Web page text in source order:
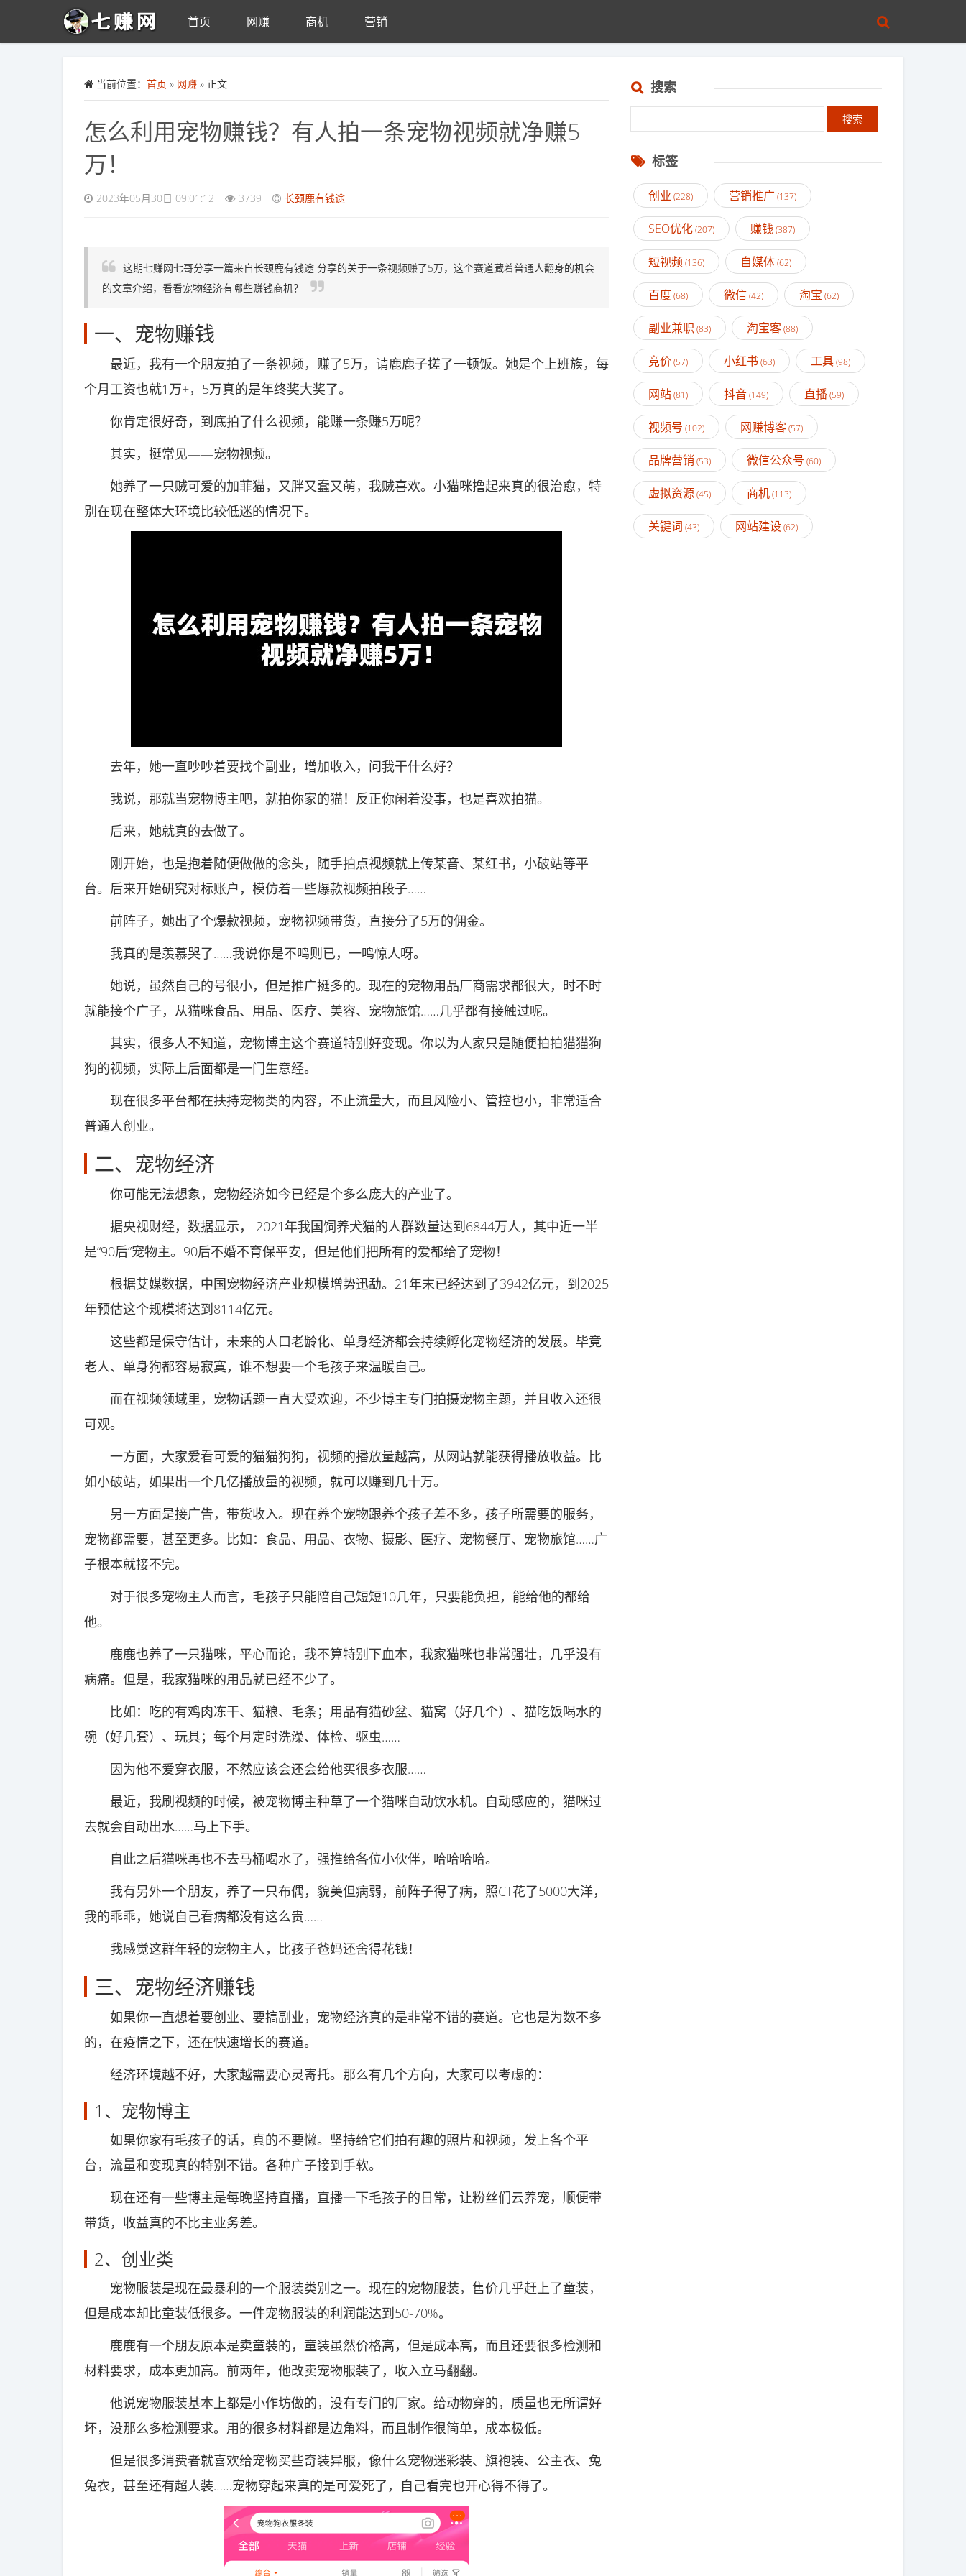
首页 网赚 商机 营销
当前位置： 首页 » 网赚 » 正文
怎么利用宠物赚钱？有人拍一条宠物视频就净赚5
万！
2023年05月30日 09:01:12 3739 长颈鹿有钱途
这期七赚网七哥分享一篇来自长颈鹿有钱途 分享的关于一条视频赚了5万，这个赛道藏着普通人翻身的机会
的文章介绍，看看宠物经济有哪些赚钱商机？
一、宠物赚钱
最近，我有一个朋友拍了一条视频，赚了5万，请鹿鹿子搓了一顿饭。她是个上班族，每
个月工资也就1万+，5万真的是年终奖大奖了。
你肯定很好奇，到底拍了什么视频，能赚一条赚5万呢？
其实，挺常见——宠物视频。
她养了一只贼可爱的加菲猫，又胖又蠢又萌，我贼喜欢。小猫咪撸起来真的很治愈，特
别在现在整体大环境比较低迷的情况下。
去年，她一直吵吵着要找个副业，增加收入，问我干什么好？
我说，那就当宠物博主吧，就拍你家的猫！反正你闲着没事，也是喜欢拍猫。
后来，她就真的去做了。
刚开始，也是抱着随便做做的念头，随手拍点视频就上传某音、某红书，小破站等平
台。后来开始研究对标账户，模仿着一些爆款视频拍段子……
前阵子，她出了个爆款视频，宠物视频带货，直接分了5万的佣金。
我真的是羡慕哭了……我说你是不鸣则已，一鸣惊人呀。
她说，虽然自己的号很小，但是推广挺多的。现在的宠物用品厂商需求都很大，时不时
就能接个广子，从猫咪食品、用品、医疗、美容、宠物旅馆……几乎都有接触过呢。
其实，很多人不知道，宠物博主这个赛道特别好变现。你以为人家只是随便拍拍猫猫狗
狗的视频，实际上后面都是一门生意经。
现在很多平台都在扶持宠物类的内容，不止流量大，而且风险小、管控也小，非常适合
普通人创业。
二、宠物经济
你可能无法想象，宠物经济如今已经是个多么庞大的产业了。
据央视财经，数据显示， 2021年我国饲养犬猫的人群数量达到6844万人，其中近一半
是“90后”宠物主。90后不婚不育保平安，但是他们把所有的爱都给了宠物！
根据艾媒数据，中国宠物经济产业规模增势迅勐。21年末已经达到了3942亿元，到2025
年预估这个规模将达到8114亿元。
这些都是保守估计，未来的人口老龄化、单身经济都会持续孵化宠物经济的发展。毕竟
老人、单身狗都容易寂寞，谁不想要一个毛孩子来温暖自己。
而在视频领域里，宠物话题一直大受欢迎，不少博主专门拍摄宠物主题，并且收入还很
可观。
一方面，大家爱看可爱的猫猫狗狗，视频的播放量越高，从网站就能获得播放收益。比
如小破站，如果出一个几亿播放量的视频，就可以赚到几十万。
另一方面是接广告，带货收入。现在养个宠物跟养个孩子差不多，孩子所需要的服务，
宠物都需要，甚至更多。比如：食品、用品、衣物、摄影、医疗、宠物餐厅、宠物旅馆……广
子根本就接不完。
对于很多宠物主人而言，毛孩子只能陪自己短短10几年，只要能负担，能给他的都给
他。
鹿鹿也养了一只猫咪，平心而论，我不算特别下血本，我家猫咪也非常强壮，几乎没有
病痛。但是，我家猫咪的用品就已经不少了。
比如：吃的有鸡肉冻干、猫粮、毛条；用品有猫砂盆、猫窝（好几个）、猫吃饭喝水的
碗（好几套）、玩具；每个月定时洗澡、体检、驱虫……
因为他不爱穿衣服，不然应该会还会给他买很多衣服……
最近，我刷视频的时候，被宠物博主种草了一个猫咪自动饮水机。自动感应的，猫咪过
去就会自动出水……马上下手。
自此之后猫咪再也不去马桶喝水了，强推给各位小伙伴，哈哈哈哈。
我有另外一个朋友，养了一只布偶，貌美但病弱，前阵子得了病，照CT花了5000大洋，
我的乖乖，她说自己看病都没有这么贵……
我感觉这群年轻的宠物主人，比孩子爸妈还舍得花钱！
三、宠物经济赚钱
如果你一直想着要创业、要搞副业，宠物经济真的是非常不错的赛道。它也是为数不多
的，在疫情之下，还在快速增长的赛道。
经济环境越不好，大家越需要心灵寄托。那么有几个方向，大家可以考虑的：
1、宠物博主
如果你家有毛孩子的话，真的不要懒。坚持给它们拍有趣的照片和视频，发上各个平
台，流量和变现真的特别不错。各种广子接到手软。
现在还有一些博主是每晚坚持直播，直播一下毛孩子的日常，让粉丝们云养宠，顺便带
带货，收益真的不比主业务差。
2、创业类
宠物服装是现在最暴利的一个服装类别之一。现在的宠物服装，售价几乎赶上了童装，
但是成本却比童装低很多。一件宠物服装的利润能达到50-70%。
鹿鹿有一个朋友原本是卖童装的，童装虽然价格高，但是成本高，而且还要很多检测和
材料要求，成本更加高。前两年，他改卖宠物服装了，收入立马翻翻。
他说宠物服装基本上都是小作坊做的，没有专门的厂家。给动物穿的，质量也无所谓好
坏，没那么多检测要求。用的很多材料都是边角料，而且制作很简单，成本极低。
但是很多消费者就喜欢给宠物买些奇装异服，像什么宠物迷彩装、旗袍装、公主衣、兔
兔衣，甚至还有超人装……宠物穿起来真的是可爱死了，自己看完也开心得不得了。
搜索
标签
创业 (228) 营销推广 (137)
SEO优化(207) 赚钱(387)
短视频(136) 自媒体(62)
百度(68) 微信(42) 淘宝 (62)
副业兼职 (83) 淘宝客(88)
竞价(57) 小红书 (63) 工具(98)
网站(81) 抖音(149) 直播(59)
视频号 (102) 网赚博客(57)
品牌营销 (53) 微信公众号 (60)
虚拟资源(45) 商机(113)
关键词 (43) 网站建设(62)